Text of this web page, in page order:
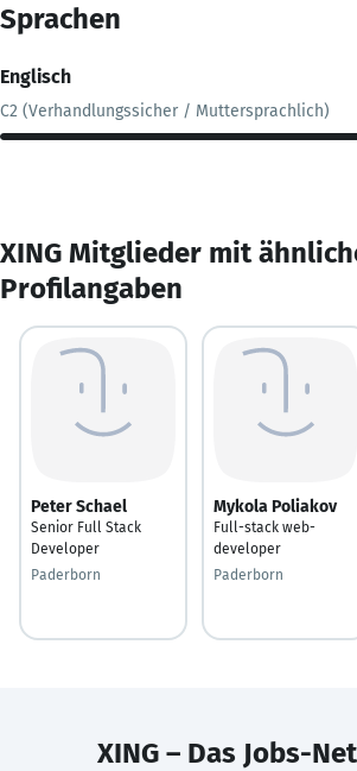
Sprachen
Englisch
C2 (Verhandlungssicher / Muttersprachlich)
XING Mitglieder mit
Profilangaben
Peter Schael
Senior Full Stack
Developer
Paderborn
Mykola Poliakov
Full-stack web-
developer
Paderborn
XING – Das Jobs-